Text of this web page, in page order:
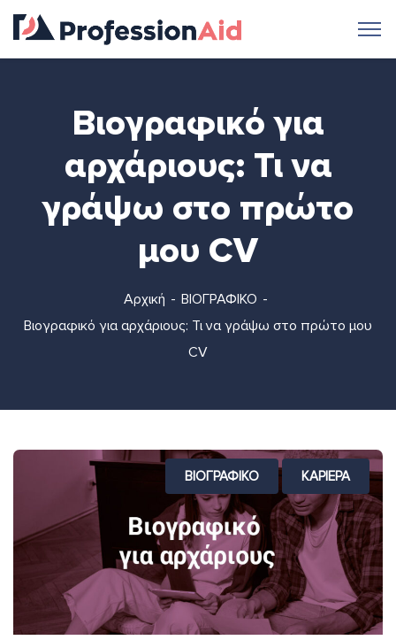
Βιογραφικό για
αρχάριους: Τι να
γράψω στο πρώτο
μου CV
Αρχική
ΒΙΟΓΡΑΦΙΚΟ
Βιογραφικό για αρχάριους: Τι να γράψω στο πρώτο μου
CV
ΒΙΟΓΡΑΦΙΚΟ ΚΑΡΙΕΡΑ